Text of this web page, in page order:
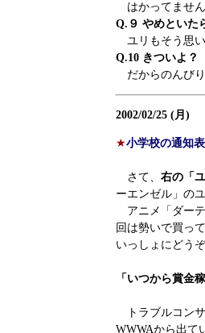
はかってません
Q.９ やめといた
ユリもそう思い
Q.10 きついよ？
だからのんびり
2002/02/25 (月)
★小学校の通知
さて、 右の「
ーエンゼル」の
アニメ「ダーテ
回は勢いで買っ
いっしょにどうぞ
「いつから賞金
トラブルコン
WWWAから出て